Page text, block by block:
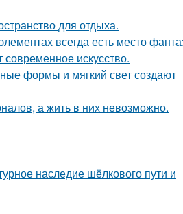
для отдыха.
всегда есть место
искусство.
формы и мягкий свет создают
а жить в них невозможно.
наследие шёлкового пути и